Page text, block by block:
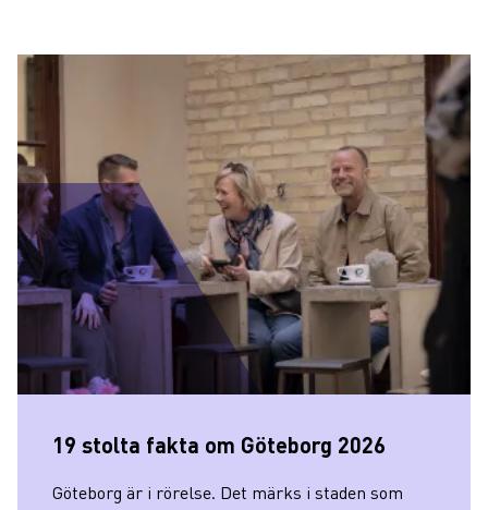
19 stolta fakta om Göteborg 2026
Göteborg är i rörelse. Det märks i staden som